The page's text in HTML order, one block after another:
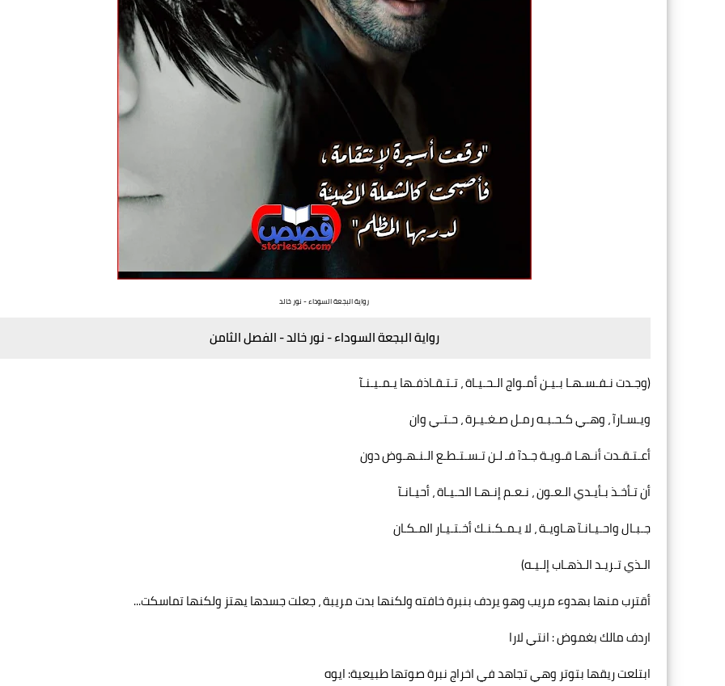
رواية البجعة السوداء - نور خالد
رواية البجعة السوداء - نور خالد - الفصل الثامن
(وجـدت نـفـسـهـا بـيـن أمـواج الـحـيـاة ، تـتـقـاذفـها يـمـيـنـآ
ويـسـارآ ، وهـي كـحـبـه رمـل صـغـيـرة ، حـتـي وان
أعـتـقـدت أنـهـا قـويـة جـدآ فـ لـن تـسـتـطـع الـنـهـوض دون
أن تـأخـذ بـأيـدي الـعـون ، نـعـم إنـهـا الحـيـاة ، أحيـانـآ
جـبـال واحـيـانـآ هـاويـة ، لا يـمـكـنـك أخـتـيـار المـكـان
الـذي تـريـد الـذهـاب إلـيـه)
أقترب منها بهدوء مريب وهو يردف بنبرة خافته ولكنها بدت مريبة ، جعلت جسدها يهتز ولكنها تماسكت...
اردف مالك بغموض : انتي لارا
ابتلعت ريقها بتوتر وهي تجاهد في اخراج نبرة صوتها طبيعية: ايوه